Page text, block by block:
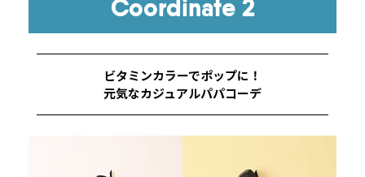
Coordinate 2
ビタミンカラーでポップに！
元気なカジュアルパパコーデ